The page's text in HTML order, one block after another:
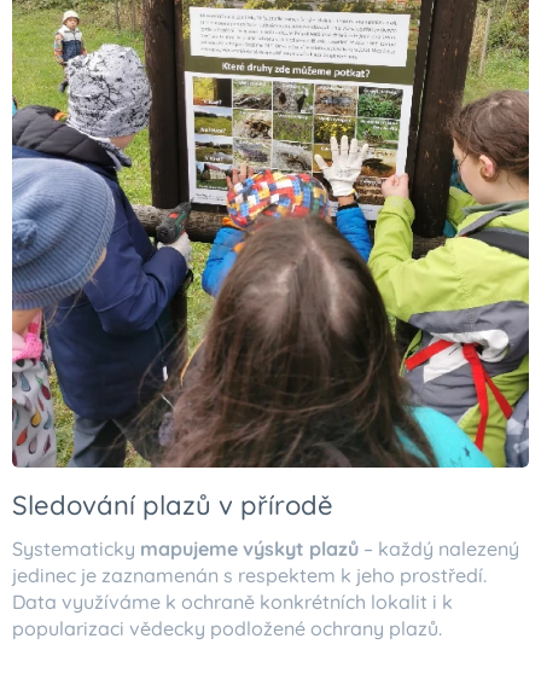
Sledování plazů v přírodě
Systematicky mapujeme výskyt plazů – každý nalezený
jedinec je zaznamenán s respektem k jeho prostředí.
Data využíváme k ochraně konkrétních lokalit i k
popularizaci vědecky podložené ochrany plazů.